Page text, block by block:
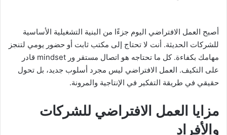
ع
ى
X
ر
ي
ك
أصبح العمل الافتراضي اليوم جزءًا من البنية التشغيلية الأساسية
للشركات الحديثة. أنت لا تحتاج إلى مكتب ثابت أو حضور يومي لتنجز
مهامك بكفاءة. كل ما تحتاجه هو اتصال مستقر ور mindset قادر
على التكيف. العمل الافتراضي ليس مجرد أسلوب جديد، بل تحول
حقيقي في طريقة التفكير في الإنتاجية والمرونة.
مزايا العمل الافتراضي للشركات
والأفراد